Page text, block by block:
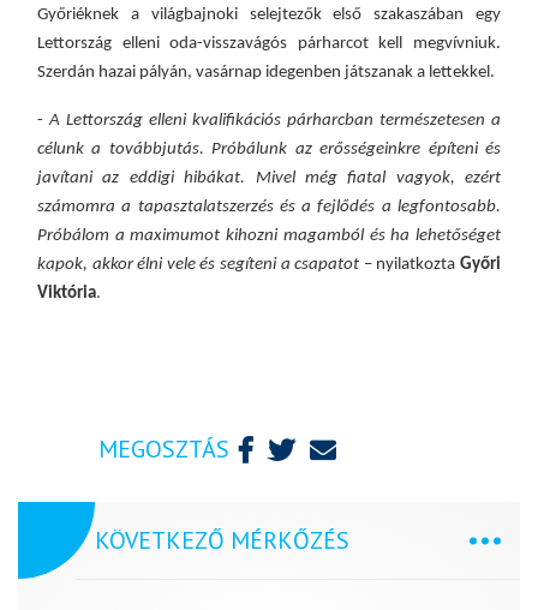
Győriéknek a világbajnoki selejtezők első szakaszában egy
Lettország elleni oda-visszavágós párharcot kell megvívniuk.
Szerdán hazai pályán, vasárnap idegenben játszanak a lettekkel.
-A Lettország elleni kvalifikációs párharcban természetesen a
célunk a továbbjutás. Próbálunk az erősségeinkre építeni és
javítani az eddigi hibákat. Mivel még fiatal vagyok, ezért
számomra a tapasztalatszerzés és a fejlődés a legfontosabb.
Próbálom a maximumot kihozni magamból és ha lehetőséget
kapok, akkor élni vele és segíteni a csapatot – nyilatkoztaGyőri
Viktória.
MEGOSZTÁS
KÖVETKEZŐ MÉRKŐZÉS